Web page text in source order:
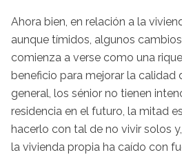
Ahora bien, en relación a la
aunque tímidos, algunos
comienza a verse como una
beneficio para mejorar la calidad
general, los sénior no tienen
residencia en el futuro, la mitad
hacerlo con tal de no vivir solos
la vivienda propia ha caído con